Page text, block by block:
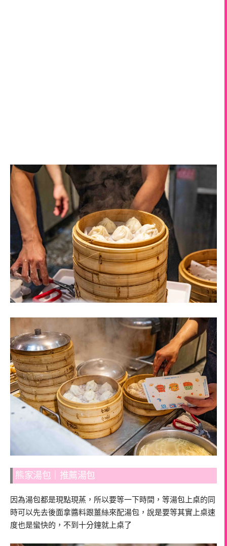
熊家湯包｜推薦湯包
因為湯包都是現點現蒸，所以要等一下時間，等湯包上桌的同
時可以先去後面拿醬料跟薑絲來配湯包，說是要等其實上桌速
度也是蠻快的，不到十分鐘就上桌了